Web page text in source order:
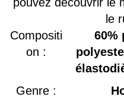
le
Compositi
on :
60%
Genre :